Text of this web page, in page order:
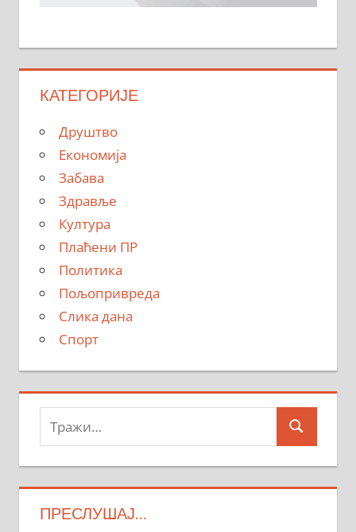
КАТЕГОРИЈЕ
Друштво
Економија
Забава
Здравље
Култура
Плаћени ПР
Политика
Пољопривреда
Слика дана
Спорт
Тражи:
Search
ПРЕСЛУШАЈ…